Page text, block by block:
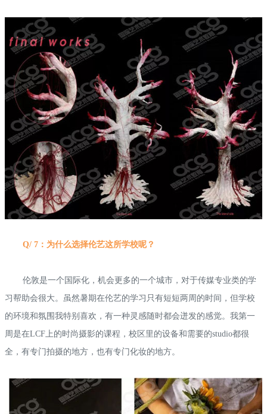
Q/ 7：为什么选择伦艺这所学校呢？
伦敦是一个国际化，机会更多的一个城市，对于传媒专业类的学
习帮助会很大。虽然暑期在伦艺的学习只有短短两周的时间，但学校
的环境和氛围我特别喜欢，有一种灵感随时都会迸发的感觉。我第一
周是在LCF上的时尚摄影的课程，校区里的设备和需要的studio都很
全，有专门拍摄的地方，也有专门化妆的地方。